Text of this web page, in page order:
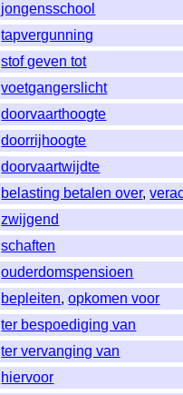
jongensschool
tapvergunning
stof geven tot
voetgangerslicht
doorvaarthoogte
doorrijhoogte
doorvaartwijdte
belasting betalen over,
zwijgend
schaften
ouderdomspensioen
bepleiten,opkomen voor
ter bespoediging van
ter vervanging van
hiervoor